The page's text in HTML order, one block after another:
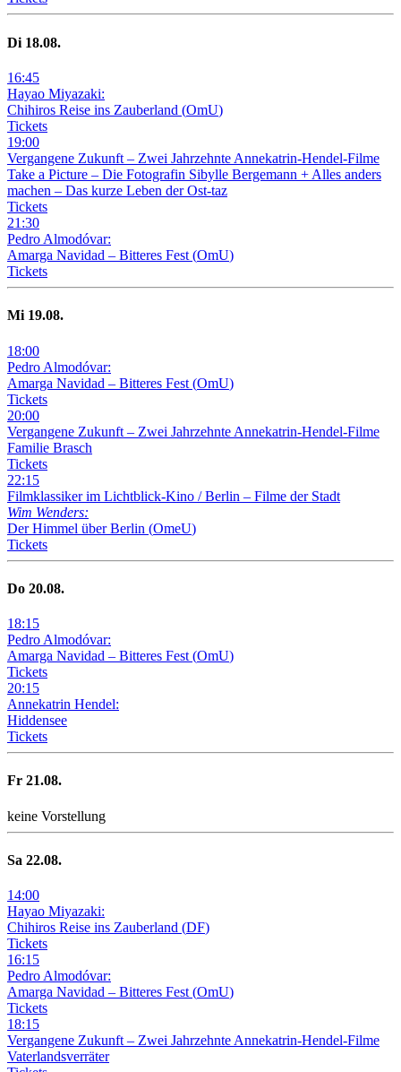
Di 18.08.
16:45
Hayao Miyazaki:
Chihiros Reise ins Zauberland (OmU)
Tickets
19:00
Vergangene Zukunft – Zwei Jahrzehnte Annekatrin-Hendel-Filme
Take a Picture – Die Fotografin Sibylle Bergemann + Alles anders
machen – Das kurze Leben der Ost-taz
Tickets
21 :30
Pedro Almodóvar:
Amarga Navidad – Bitteres Fest (OmU)
Tickets
Mi 19.08.
18:00
Pedro Almodóvar:
Amarga Navidad – Bitteres Fest (OmU)
Tickets
20:00
Vergangene Zukunft – Zwei Jahrzehnte Annekatrin-Hendel-Filme
Familie Brasch
Tickets
22:15
Filmklassiker im Lichtblick-Kino /Berlin – Filme der Stadt
Wim Wenders:
Der Himmel über Berlin (OmeU)
Tickets
Do 20.08.
18:15
Pedro Almodóvar:
Amarga Navidad – Bitteres Fest (OmU)
Tickets
20:15
Annekatrin Hendel:
Hiddensee
Tickets
Fr 21.08.
keine Vorstellung
Sa 22.08.
14:00
Hayao Miyazaki:
Chihiros Reise ins Zauberland (DF)
Tickets
16:15
Pedro Almodóvar:
Amarga Navidad – Bitteres Fest (OmU)
Tickets
18:15
Vergangene Zukunft – Zwei Jahrzehnte Annekatrin-Hendel-Filme
Vaterlandsverräter